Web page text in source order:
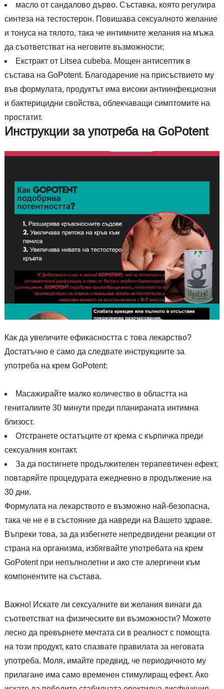
масло от сандалово дърво. Съставка, която регулира
синтеза на тестостерон. Повишава сексуалното желание
и тонуса на тялото, така че интимните желания на мъжа
да съответстват на неговите възможности;
Екстракт от Litsea cubeba. Мощен антисептик в
състава на GoPotent. Благодарение на присъствието му
във формулата, продуктът има високи антиинфекциозни
и бактерицидни свойства, облекчаващи симптомите на
простатит.
Инструкции за употреба на GoPotent
Как да увеличите ефикасността с това лекарство?
Достатъчно е само да следвате инструкциите за
употреба на крем GoPotent:
Масажирайте малко количество в областта на
гениталиите 30 минути преди планираната интимна
близост.
Отстранете остатъците от крема с кърпичка преди
сексуалния контакт.
За да постигнете продължителен терапевтичен ефект,
повтаряйте процедурата ежедневно в продължение на
30 дни.
Формулата на лекарството е възможно най-безопасна,
така че не е в състояние да навреди на Вашето здраве.
Въпреки това, за да избегнете непредвидени реакции от
страна на организма, избягвайте употребата на крем
GoPotent при непълнолетни и ако сте алергични към
компонентите на състава.
Важно! Искате ли сексуалните ви желания винаги да
съответстват на физическите ви възможности? Можете
лесно да превърнете мечтата си в реалност с помощта
на този продукт, като спазвате правилата за неговата
употреба. Моля, имайте предвид, че периодичното му
прилагане има само временен стимулиращ ефект. Ако